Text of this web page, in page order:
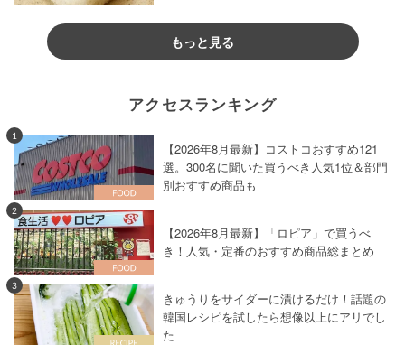
もっと見る
アクセスランキング
1
【2026年8月最新】コストコおすすめ121
選。300名に聞いた買うべき人気1位＆部門
別おすすめ商品も
2
【2026年8月最新】「ロピア」で買うべ
き！人気・定番のおすすめ商品総まとめ
3
きゅうりをサイダーに漬けるだけ！話題の
韓国レシピを試したら想像以上にアリでし
た